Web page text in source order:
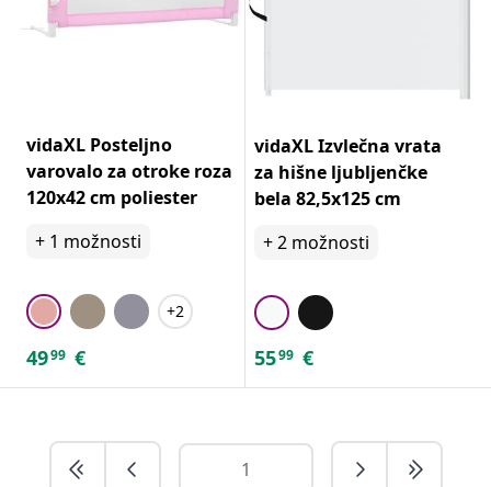
vidaXL Posteljno
varovalo za otroke roza
120x42 cm poliester
+ 1 možnosti
+2
4999 €
vidaXL Izvlečna vrata
za hišne ljubljenčke
bela 82,5x125 cm
+2 možnosti
5599 €